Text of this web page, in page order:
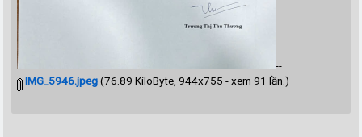
--
IMG_5946.jpeg(76.89 KiloByte, 944x755 - xem 91 lần.)